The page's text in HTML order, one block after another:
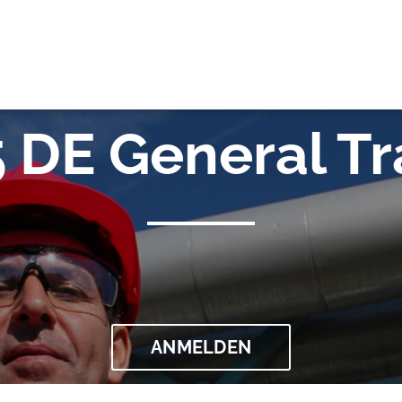
DE General
ANMELDEN